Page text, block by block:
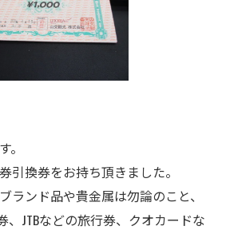
。
引換券をお持ち頂きました。
ランド品や貴金属は勿論のこと、
、JTBなどの旅行券、クオカードな